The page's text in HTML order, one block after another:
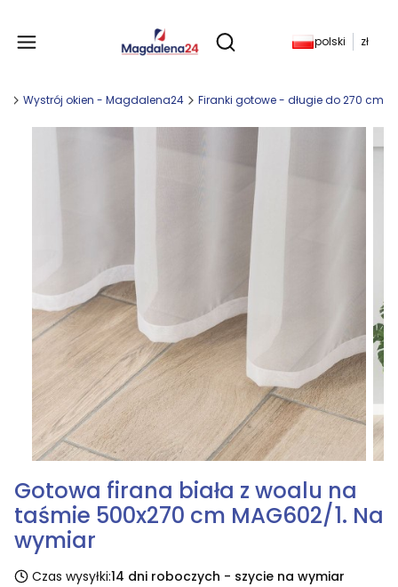
Otwórz wyszukiwarkę
Produkty w
polski zł
Wystrój okien - Magdalena24 Firanki gotowe - długie do 270 cm
Gotowa firana biała z woalu na
taśmie 500x270 cm MAG602/1. Na
wymiar
Czas wysyłki:14 dni roboczych - szycie na wymiar